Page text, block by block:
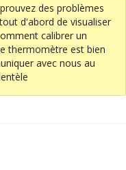
des problèmes
d'abord de visualiser
calibrer un
thermomètre est bien
avec nous au